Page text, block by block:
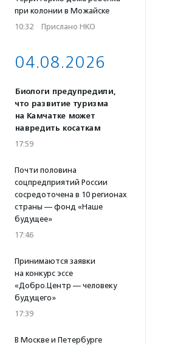
при колонии в Можайске
10:32 · Прислано НКО
04.08.2026
Биологи предупредили,
что развитие туризма
на Камчатке может
навредить косаткам
17:59
Почти половина
соцпредприятий России
сосредоточена в 10 регионах
страны — фонд «Наше
будущее»
17:46
Принимаются заявки
на конкурс эссе
«Добро.Центр — человеку
будущего»
17:39
В Москве и Петербурге